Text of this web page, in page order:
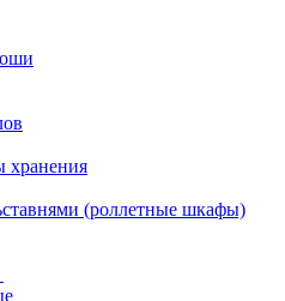
хранения
(роллетные шкафы)